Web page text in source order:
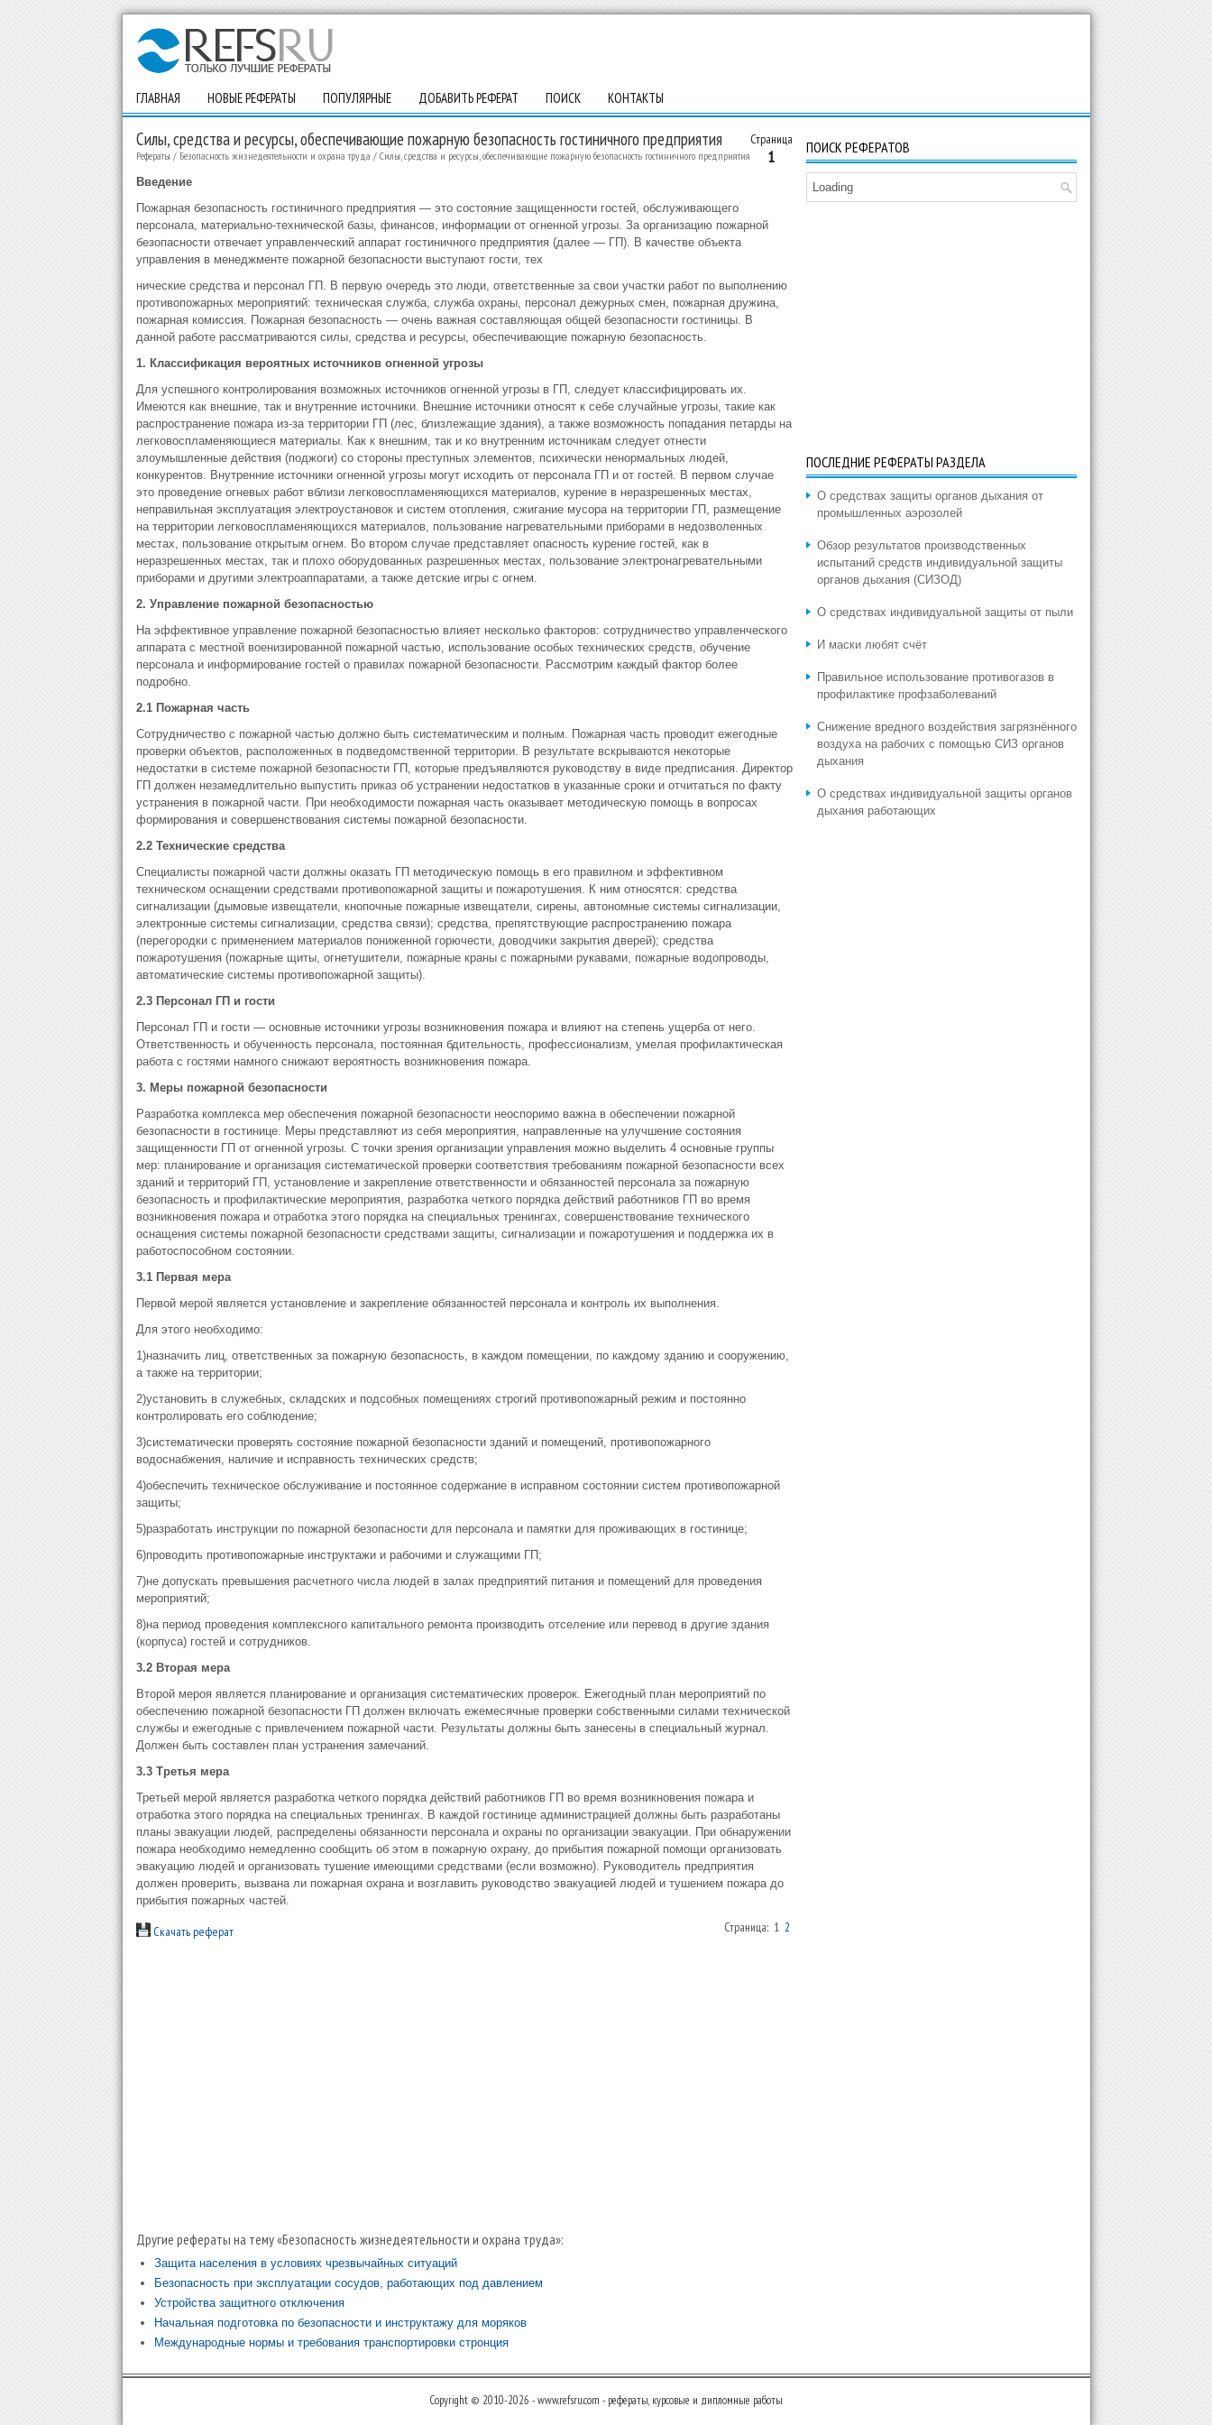
ГЛАВНАЯ НОВЫЕ РЕФЕРАТЫ ПОПУЛЯРНЫЕ ДОБАВИТЬ РЕФЕРАТ ПОИСК КОНТАКТЫ
Страница
1
Силы, средства и ресурсы, обеспечивающие пожарную безопасность гостиничного предприятия
Рефераты / Безопасность жизнедеятельности и охрана труда / Силы, средства и ресурсы, обеспечивающие пожарную безопасность гостиничного предприятия
Введение
Пожарная безопасность гостиничного предприятия — это состояние защищенности гостей, обслуживающего
персонала, материально-технической базы, финансов, информации от огненной угрозы. За организацию пожарной
безопасности отвечает управленческий аппарат гостиничного предприятия (далее — ГП). В качестве объекта
управления в менеджменте пожарной безопасности выступают гости, тех
нические средства и персонал ГП. В первую очередь это люди, ответственные за свои участки работ по выполнению
противопожарных мероприятий: техническая служба, служба охраны, персонал дежурных смен, пожарная дружина,
пожарная комиссия. Пожарная безопасность — очень важная составляющая общей безопасности гостиницы. В
данной работе рассматриваются силы, средства и ресурсы, обеспечивающие пожарную безопасность.
1. Классификация вероятных источников огненной угрозы
Для успешного контролирования возможных источников огненной угрозы в ГП, следует классифицировать их.
Имеются как внешние, так и внутренние источники. Внешние источники относят к себе случайные угрозы, такие как
распространение пожара из-за территории ГП (лес, близлежащие здания), а также возможность попадания петарды на
легковоспламеняющиеся материалы. Как к внешним, так и ко внутренним источникам следует отнести
злоумышленные действия (поджоги) со стороны преступных элементов, психически ненормальных людей,
конкурентов. Внутренние источники огненной угрозы могут исходить от персонала ГП и от гостей. В первом случае
это проведение огневых работ вблизи легковоспламеняющихся материалов, курение в неразрешенных местах,
неправильная эксплуатация электроустановок и систем отопления, сжигание мусора на территории ГП, размещение
на территории легковоспламеняющихся материалов, пользование нагревательными приборами в недозволенных
местах, пользование открытым огнем. Во втором случае представляет опасность курение гостей, как в
неразрешенных местах, так и плохо оборудованных разрешенных местах, пользование электронагревательными
приборами и другими электроаппаратами, а также детские игры с огнем.
2. Управление пожарной безопасностью
На эффективное управление пожарной безопасностью влияет несколько факторов: сотрудничество управленческого
аппарата с местной военизированной пожарной частью, использование особых технических средств, обучение
персонала и информирование гостей о правилах пожарной безопасности. Рассмотрим каждый фактор более
подробно.
2.1 Пожарная часть
Сотрудничество с пожарной частью должно быть систематическим и полным. Пожарная часть проводит ежегодные
проверки объектов, расположенных в подведомственной территории. В результате вскрываются некоторые
недостатки в системе пожарной безопасности ГП, которые предъявляются руководству в виде предписания. Директор
ГП должен незамедлительно выпустить приказ об устранении недостатков в указанные сроки и отчитаться по факту
устранения в пожарной части. При необходимости пожарная часть оказывает методическую помощь в вопросах
формирования и совершенствования системы пожарной безопасности.
2.2 Технические средства
Специалисты пожарной части должны оказать ГП методическую помощь в его правилном и эффективном
техническом оснащении средствами противопожарной защиты и пожаротушения. К ним относятся: средства
сигнализации (дымовые извещатели, кнопочные пожарные извещатели, сирены, автономные системы сигнализации,
электронные системы сигнализации, средства связи); средства, препятствующие распространению пожара
(перегородки с применением материалов пониженной горючести, доводчики закрытия дверей); средства
пожаротушения (пожарные щиты, огнетушители, пожарные краны с пожарными рукавами, пожарные водопроводы,
автоматические системы противопожарной защиты).
2.3 Персонал ГП и гости
Персонал ГП и гости — основные источники угрозы возникновения пожара и влияют на степень ущерба от него.
Ответственность и обученность персонала, постоянная бдительность, профессионализм, умелая профилактическая
работа с гостями намного снижают вероятность возникновения пожара.
3. Меры пожарной безопасности
Разработка комплекса мер обеспечения пожарной безопасности неоспоримо важна в обеспечении пожарной
безопасности в гостинице. Меры представляют из себя мероприятия, направленные на улучшение состояния
защищенности ГП от огненной угрозы. С точки зрения организации управления можно выделить 4 основные группы
мер: планирование и организация систематической проверки соответствия требованиям пожарной безопасности всех
зданий и территорий ГП, установление и закрепление ответственности и обязанностей персонала за пожарную
безопасность и профилактические мероприятия, разработка четкого порядка действий работников ГП во время
возникновения пожара и отработка этого порядка на специальных тренингах, совершенствование технического
оснащения системы пожарной безопасности средствами защиты, сигнализации и пожаротушения и поддержка их в
работоспособном состоянии.
3.1 Первая мера
Первой мерой является установление и закрепление обязанностей персонала и контроль их выполнения.
Для этого необходимо:
1)назначить лиц, ответственных за пожарную безопасность, в каждом помещении, по каждому зданию и сооружению,
а также на территории;
2)установить в служебных, складских и подсобных помещениях строгий противопожарный режим и постоянно
контролировать его соблюдение;
3)систематически проверять состояние пожарной безопасности зданий и помещений, противопожарного
водоснабжения, наличие и исправность технических средств;
4)обеспечить техническое обслуживание и постоянное содержание в исправном состоянии систем противопожарной
защиты;
5)разработать инструкции по пожарной безопасности для персонала и памятки для проживающих в гостинице;
6)проводить противопожарные инструктажи и рабочими и служащими ГП;
7)не допускать превышения расчетного числа людей в залах предприятий питания и помещений для проведения
мероприятий;
8)на период проведения комплексного капитального ремонта производить отселение или перевод в другие здания
(корпуса) гостей и сотрудников.
3.2 Вторая мера
Второй мероя является планирование и организация систематических проверок. Ежегодный план мероприятий по
обеспечению пожарной безопасности ГП должен включать ежемесячные проверки собственными силами технической
службы и ежегодные с привлечением пожарной части. Результаты должны быть занесены в специальный журнал.
Должен быть составлен план устранения замечаний.
3.3 Третья мера
Третьей мерой является разработка четкого порядка действий работников ГП во время возникновения пожара и
отработка этого порядка на специальных тренингах. В каждой гостинице администрацией должны быть разработаны
планы эвакуации людей, распределены обязанности персонала и охраны по организации эвакуации. При обнаружении
пожара необходимо немедленно сообщить об этом в пожарную охрану, до прибытия пожарной помощи организовать
эвакуацию людей и организовать тушение имеющими средствами (если возможно). Руководитель предприятия
должен проверить, вызвана ли пожарная охрана и возглавить руководство эвакуацией людей и тушением пожара до
прибытия пожарных частей.
Скачать реферат Страница: 1 2
Другие рефераты на тему «Безопасность жизнедеятельности и охрана труда»:
Защита населения в условиях чрезвычайных ситуаций
Безопасность при эксплуатации сосудов, работающих под давлением
Устройства защитного отключения
Начальная подготовка по безопасности и инструктажу для моряков
Международные нормы и требования транспортировки стронция
ПОИСК РЕФЕРАТОВ
Loading
ПОСЛЕДНИЕ РЕФЕРАТЫ РАЗДЕЛА
О средствах защиты органов дыхания от
промышленных аэрозолей
Обзор результатов производственных
испытаний средств индивидуальной защиты
органов дыхания (СИЗОД)
О средствах индивидуальной защиты от пыли
И маски любят счёт
Правильное использование противогазов в
профилактике профзаболеваний
Снижение вредного воздействия загрязнённого
воздуха на рабочих с помощью СИЗ органов
дыхания
О средствах индивидуальной защиты органов
дыхания работающих
Copyright © 2010-2026 - www.refsru.com - рефераты, курсовые и дипломные работы